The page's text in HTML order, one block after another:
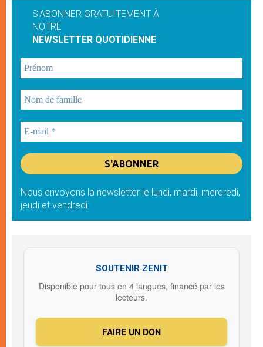
S'ABONNER GRATUITEMENT À
NOTRE
NEWSLETTER QUOTIDIENNE
Nous envoyons la newsletter le lundi, mardi, mercredi,
jeudi et vendredi
SOUTENIR ZENIT
Disponible pour tous en 4 langues, financé par les
lecteurs.
FAIRE UN DON